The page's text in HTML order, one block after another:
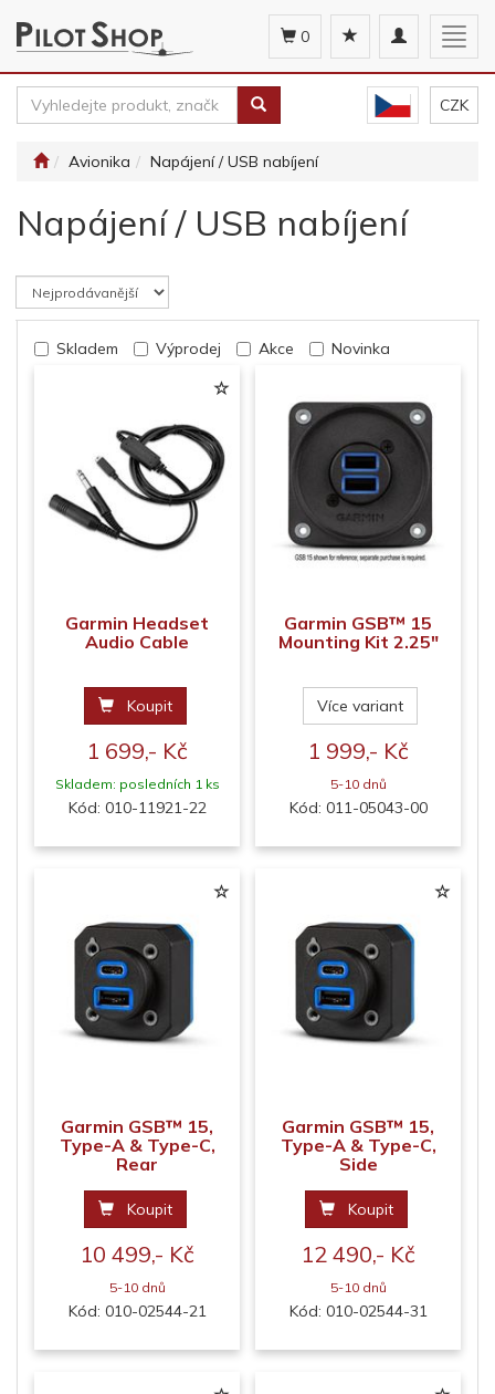
Toggle
navigation
0
CZK
Avionika Napájení / USB nabíjení
Napájení / USB nabíjení
Skladem Výprodej Akce Novinka
Garmin Headset
Audio Cable
Koupit
1 699,- Kč
Skladem: posledních 1 ks
Kód: 010-11921-22
Garmin GSB™ 15
Mounting Kit 2.25"
Více variant
1 999,- Kč
5-10 dnů
Kód: 011-05043-00
Garmin GSB™ 15,
Type-A & Type-C,
Rear
Koupit
10 499,- Kč
5-10 dnů
Kód: 010-02544-21
Garmin GSB™ 15,
Type-A & Type-C,
Side
Koupit
12 490,- Kč
5-10 dnů
Kód: 010-02544-31